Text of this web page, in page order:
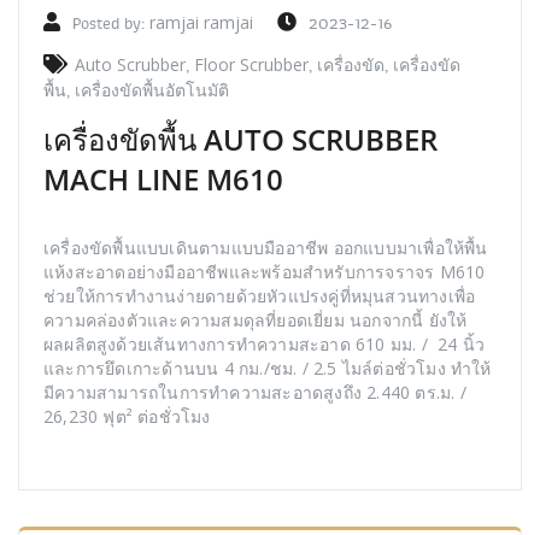
Posted by: ramjai ramjai 2023-12-16
Auto Scrubber, Floor Scrubber, เครื่องขัด, เครื่องขัด
พื้น, เครื่องขัดพื้นอัตโนมัติ
เครื่องขัดพื้น AUTO SCRUBBER
MACH LINE M610
เครื่องขัดพื้นแบบเดินตามแบบมืออาชีพ ออกแบบมาเพื่อให้พื้น
แห้งสะอาดอย่างมืออาชีพและพร้อมสำหรับการจราจร M610
ช่วยให้การทำงานง่ายดายด้วยหัวแปรงคู่ที่หมุนสวนทางเพื่อ
ความคล่องตัวและความสมดุลที่ยอดเยี่ยม นอกจากนี้ ยังให้
ผลผลิตสูงด้วยเส้นทางการทำความสะอาด 610 มม. / 24 นิ้ว
และการยึดเกาะด้านบน 4 กม./ชม. / 2.5 ไมล์ต่อชั่วโมง ทำให้
มีความสามารถในการทำความสะอาดสูงถึง 2.440 ตร.ม. /
26,230 ฟุต² ต่อชั่วโมง